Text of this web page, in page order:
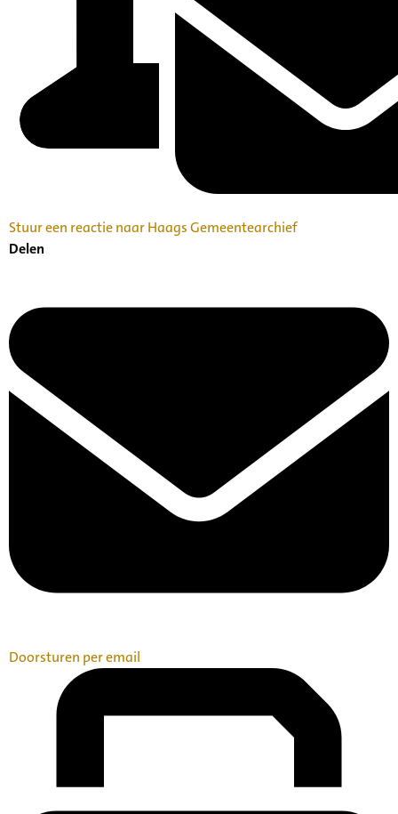
Stuur een reactie naar Haags Gemeentearchief
Delen
Doorsturen per email